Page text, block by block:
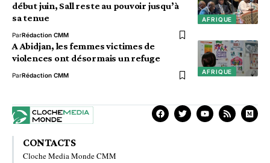
AFRIQUE
début juin, Sall reste au pouvoir jusqu’à
sa tenue
ParRédaction CMM
AFRIQUE
A Abidjan, les femmes victimes de
violences ont désormais un refuge
ParRédaction CMM
CONTACTS
Cloche Media Monde CMM